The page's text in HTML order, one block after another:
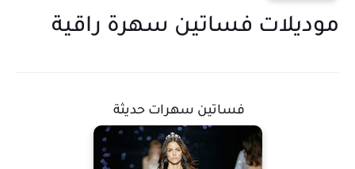
موديلات فساتين سهرة راقية
فساتين سهرات حديثة